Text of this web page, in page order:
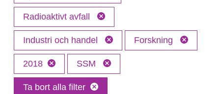
Radioaktivt avfall
Industri och handel Forskning
2018 SSM
Ta bort alla filter